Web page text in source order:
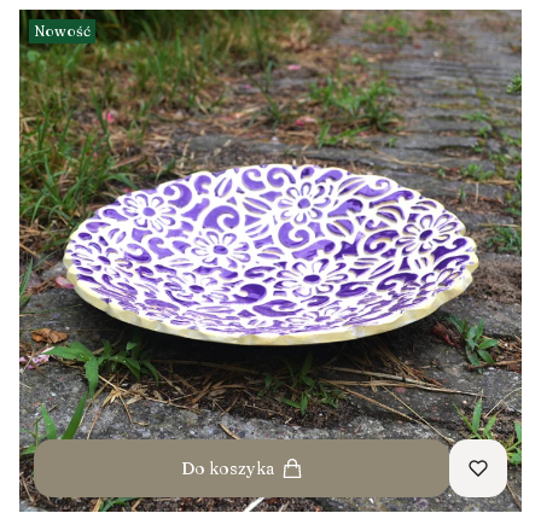
Nowość
Do koszyka